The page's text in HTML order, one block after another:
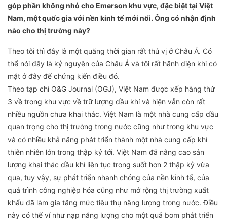
góp phần không nhỏ cho Emerson khu vực, đặc biệt tại Việt
Nam, một quốc gia với nền kinh tế mới nổi. Ông có nhận định
nào cho thị trường này?
Theo tôi thì đây là một quãng thời gian rất thú vị ở Châu Á. Có
thể nói đây là kỷ nguyên của Châu Á và tôi rất hãnh diện khi có
mặt ở đây để chứng kiến điều đó.
Theo tạp chí O&G Journal (OGJ), Việt Nam được xếp hàng thứ
3 về trong khu vực về trữ lượng dầu khí và hiện vẫn còn rất
nhiều nguồn chưa khai thác. Việt Nam là một nhà cung cấp dầu
quan trọng cho thị trường trong nước cũng như trong khu vực
và có nhiều khả năng phát triển thành một nhà cung cấp khí
thiên nhiên lớn trong thập kỷ tới. Việt Nam đã nâng cao sản
lượng khai thác dầu khí liên tục trong suốt hơn 2 thập kỷ vừa
qua, tuy vậy, sự phát triển nhanh chóng của nền kinh tế, của
quá trình công nghiệp hóa cũng như mở rộng thị trường xuất
khẩu đã làm gia tăng mức tiêu thụ năng lượng trong nước. Điều
này có thể ví như nạp năng lượng cho một quả bom phát triển